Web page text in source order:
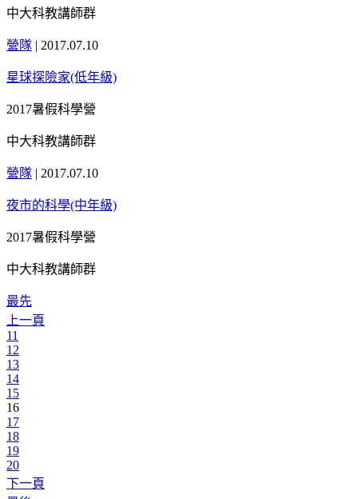
中大科教講師群
營隊 | 2017.07.10
星球探險家(低年級)
2017暑假科學營
中大科教講師群
營隊 | 2017.07.10
夜市的科學(中年級)
2017暑假科學營
中大科教講師群
最先
上一頁
11
12
13
14
15
16
17
18
19
20
下一頁